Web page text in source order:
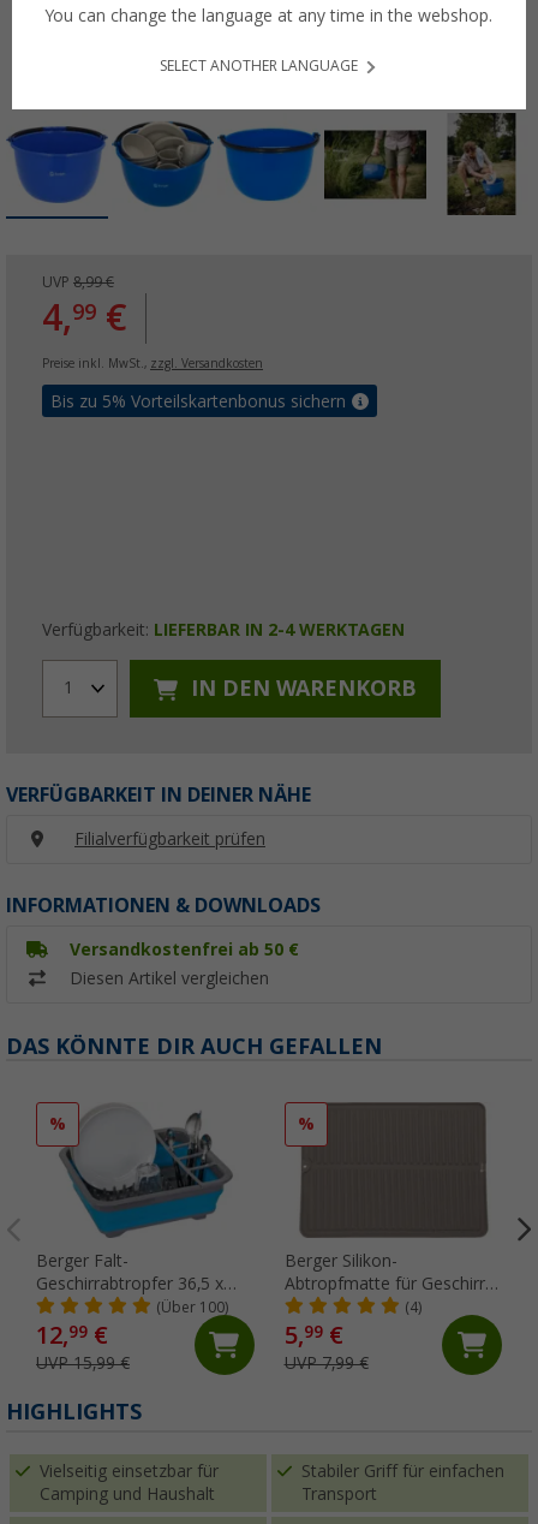
UVP 8,99 €
4,99 €
Preise inkl. MwSt., zzgl. Versandkosten
Bis zu 5% Vorteilskartenbonus sichern
Verfügbarkeit: LIEFERBAR IN 2-4 WERKTAGEN
1 IN DEN WARENKORB
VERFÜGBARKEIT IN DEINER NÄHE
Filialverfügbarkeit prüfen
INFORMATIONEN & DOWNLOADS
Versandkostenfrei ab 50 €
Diesen Artikel vergleichen
DAS KÖNNTE DIR AUCH GEFALLEN
%
Berger Falt-
Geschirrabtropfer 36,5 x
31,5 x 13 cm
(Über 100)
12,99 €
UVP 15,99 €
%
Berger Silikon-
Abtropfmatte für Geschirr
mit erhöhtem Rand grau
(4)
5,99€
UVP 7,99 €
HIGHLIGHTS
Vielseitig einsetzbar für
Camping und Haushalt
Stabiler Griff für einfachen
Transport
You can change the language at any time in the webshop.
SELECT ANOTHER LANGUAGE